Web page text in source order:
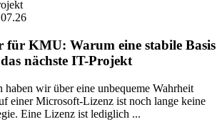
KMU: Warum eine stabile Basis
nächste IT-Projekt
haben wir über eine unbequeme Wahrheit
einer Microsoft-Lizenz ist noch lange keine
Eine Lizenz ist lediglich ...